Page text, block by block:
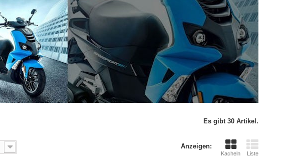
Es gibt 30 Artikel.
Anzeigen:
Kacheln Liste